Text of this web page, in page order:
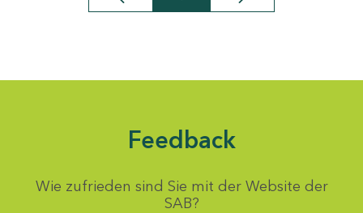
Feedback
Wie zufrieden sind Sie mit der Website der
SAB?